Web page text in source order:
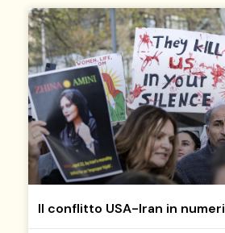
Il conflitto USA-Iran in numeri